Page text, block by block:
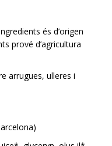
és d’origen
prové d’agricultura
arrugues, ulleres i